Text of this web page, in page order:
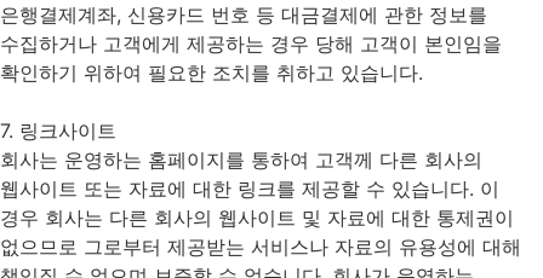
은행결제계좌, 신용카드 번호 등 대금결제에 관한 정보를
수집하거나 고객에게 제공하는 경우 당해 고객이 본인임을
확인하기 위하여 필요한 조치를 취하고 있습니다.
7. 링크사이트
회사는 운영하는 홈페이지를 통하여 고객께 다른 회사의
웹사이트 또는 자료에 대한 링크를 제공할 수 있습니다. 이
경우 회사는 다른 회사의 웹사이트 및 자료에 대한 통제권이
없으므로 그로부터 제공받는 서비스나 자료의 유용성에 대해